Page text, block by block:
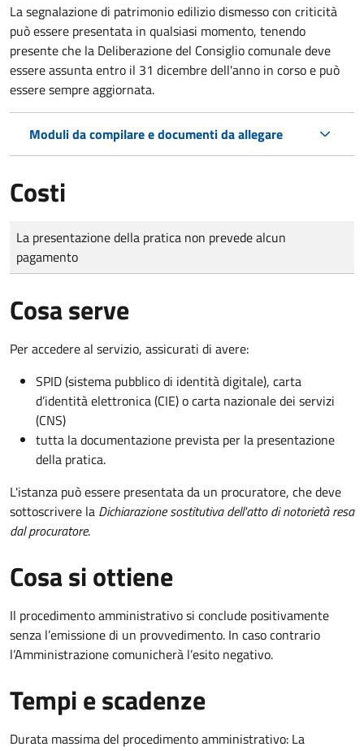
La segnalazione di patrimonio edilizio dismesso con criticità
può essere presentata in qualsiasi momento, tenendo
presente che la Deliberazione del Consiglio comunale deve
essere assunta entro il 31 dicembre dell'anno in corso e può
essere sempre aggiornata.
Moduli da compilare e documenti da allegare
Costi
Tipo di pagamento
Importo
La presentazione della pratica non prevede alcun
pagamento
Cosa serve
Per accedere al servizio, assicurati di avere:
SPID (sistema pubblico di identità digitale), carta
d’identità elettronica (CIE) o carta nazionale dei servizi
(CNS)
tutta la documentazione prevista per la presentazione
della pratica.
L'istanza può essere presentata da un procuratore, che deve
sottoscrivere la Dichiarazione sostitutiva dell'atto di notorietà resa
dal procuratore.
Cosa si ottiene
Il procedimento amministrativo si conclude positivamente
senza l’emissione di un provvedimento. In caso contrario
l’Amministrazione comunicherà l’esito negativo.
Tempi e scadenze
Durata massima del procedimento amministrativo: La